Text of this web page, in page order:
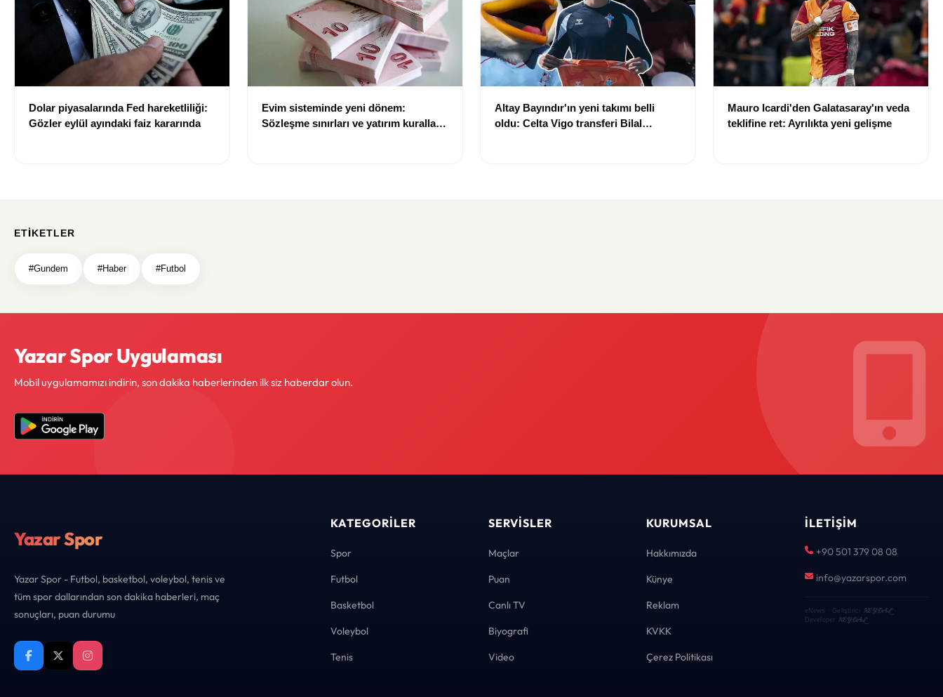
Dolar piyasalarında Fed hareketliliği:
Gözler eylül ayındaki faiz kararında
Evim sisteminde yeni dönem:
Sözleşme sınırları ve yatırım kuralları
Altay Bayındır'ın yeni takımı belli
oldu: Celta Vigo transferi Bilal
Mauro Icardi'den Galatasaray'ın veda
teklifine ret: Ayrılıkta yeni gelişme
ETIKETLER
#Gundem #Haber #Futbol
Yazar Spor Uygulaması
Mobil uygulamamızı indirin, son dakika haberlerinden ilk siz haberdar olun.
Yazar Spor
Yazar Spor - Futbol, basketbol, voleybol, tenis ve
tüm spor dallarından son dakika haberleri, maç
sonuçları, puan durumu
KATEGORILER
Spor
Futbol
Basketbol
Voleybol
Tenis
SERVISLER
Maçlar
Puan
Canlı TV
Biyografi
Video
KURUMSAL
Hakkımızda
Künye
Reklam
KVKK
Çerez Politikası
İLETIŞIM
+90 501 379 08 08
info@yazarspor.com
eNews · Geliştirici KEYDAL·
Developer KEYDAL